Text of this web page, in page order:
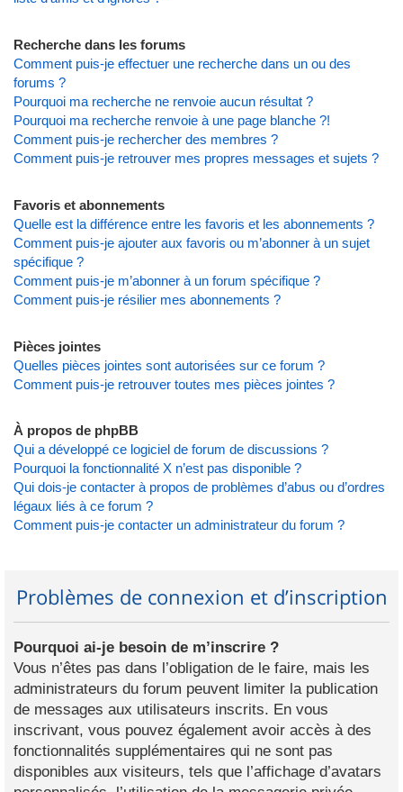
Recherche dans les forums
Comment puis-je effectuer une recherche dans un ou des
forums ?
Pourquoi ma recherche ne renvoie aucun résultat ?
Pourquoi ma recherche renvoie à une page blanche ?!
Comment puis-je rechercher des membres ?
Comment puis-je retrouver mes propres messages et sujets ?
Favoris et abonnements
Quelle est la différence entre les favoris et les abonnements ?
Comment puis-je ajouter aux favoris ou m’abonner à un sujet
spécifique ?
Comment puis-je m’abonner à un forum spécifique ?
Comment puis-je résilier mes abonnements ?
Pièces jointes
Quelles pièces jointes sont autorisées sur ce forum ?
Comment puis-je retrouver toutes mes pièces jointes ?
À propos de phpBB
Qui a développé ce logiciel de forum de discussions ?
Pourquoi la fonctionnalité X n’est pas disponible ?
Qui dois-je contacter à propos de problèmes d’abus ou d’ordres
légaux liés à ce forum ?
Comment puis-je contacter un administrateur du forum ?
Problèmes de connexion et d’inscription
Pourquoi ai-je besoin de m’inscrire ?
Vous n’êtes pas dans l’obligation de le faire, mais les
administrateurs du forum peuvent limiter la publication
de messages aux utilisateurs inscrits. En vous
inscrivant, vous pouvez également avoir accès à des
fonctionnalités supplémentaires qui ne sont pas
disponibles aux visiteurs, tels que l’affichage d’avatars